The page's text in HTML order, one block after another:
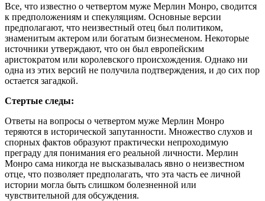
Все, что известно о четвертом муже Мерлин Монро, сводится
к предположениям и спекуляциям. Основные версии
предполагают, что неизвестный отец был политиком,
знаменитым актером или богатым бизнесменом. Некоторые
источники утверждают, что он был европейским
аристократом или королевского происхождения. Однако ни
одна из этих версий не получила подтверждения, и до сих пор
остается загадкой.
Стертые следы:
Ответы на вопросы о четвертом муже Мерлин Монро
теряются в исторической запутанности. Множество слухов и
спорных фактов образуют практически непроходимую
преграду для понимания его реальной личности. Мерлин
Монро сама никогда не высказывалась явно о неизвестном
отце, что позволяет предполагать, что эта часть ее личной
истории могла быть слишком болезненной или
чувствительной для обсуждения.